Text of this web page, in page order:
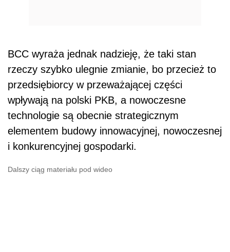
BCC wyraża jednak nadzieję, że taki stan
rzeczy szybko ulegnie zmianie, bo przecież to
przedsiębiorcy w przeważającej części
wpływają na polski PKB, a nowoczesne
technologie są obecnie strategicznym
elementem budowy innowacyjnej, nowoczesnej
i konkurencyjnej gospodarki.
Dalszy ciąg materiału pod wideo